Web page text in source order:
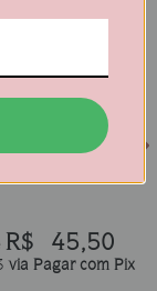
de
R$ 45,50
via Pagar com Pix